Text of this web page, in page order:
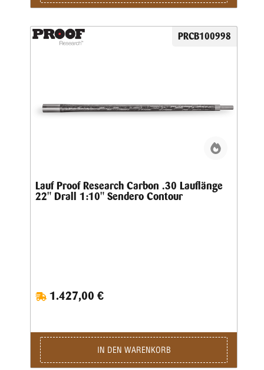
PRCB100998
Lauf Proof Research Carbon .30 Lauflänge
22" Drall 1:10" Sendero Contour
1.427,00 €
IN DEN WARENKORB